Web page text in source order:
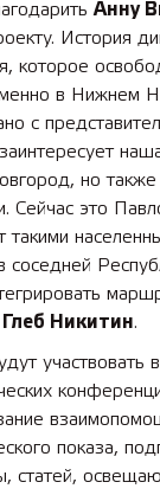
Анну
История
которое
в Нижнем
с
но
Сейчас это
Глеб Никитин.
участвовать
показа,
статей,
2025 11 01